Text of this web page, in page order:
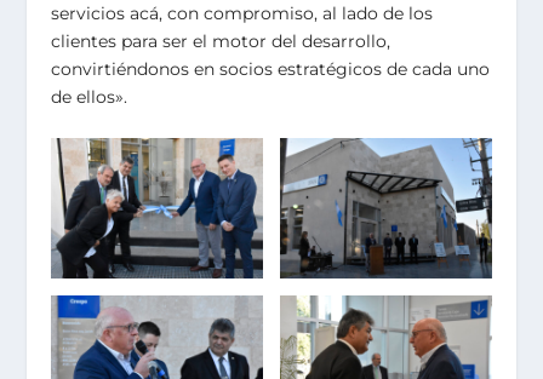
servicios acá, con compromiso, al lado de los
clientes para ser el motor del desarrollo,
convirtiéndonos en socios estratégicos de cada uno
de ellos».